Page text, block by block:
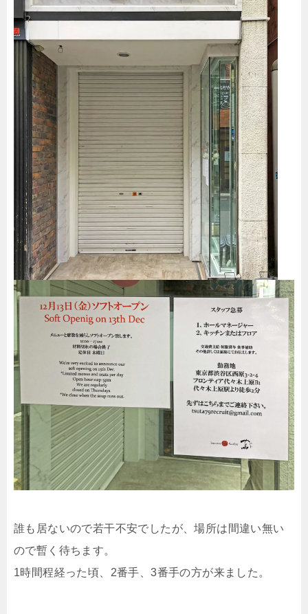
誰も居ないので若干不安でしたが、場所は間違い無い
ので暫く待ちます。
1時間程経った頃、2番手、3番手の方が来ました。